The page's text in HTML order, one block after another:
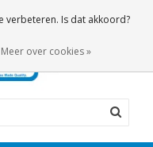
0 Artikelen
verbeteren. Is dat akkoord?
Meer over cookies »